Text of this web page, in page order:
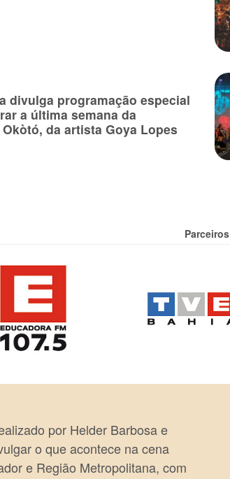
divulga programação especial
a última semana da
da artista Goya Lopes
Parceiros
por Helder Barbosa e
o que acontece na cena
e Região Metropolitana, com